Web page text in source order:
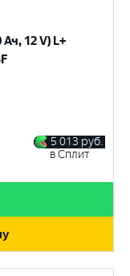
12 V) L+
5 013 руб.
в Сплит